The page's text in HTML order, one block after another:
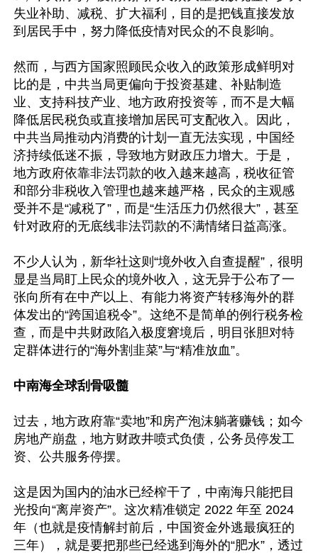
失业补助、减税、扩大福利，目的是把钱直接发放
到居民手中，努力降低疫情对民众的不良影响。
然而，与西方国家照顾民众收入的政策形成鲜明对
比的是，中共当局更偏向于投资基建、补贴制造
业、支持科技产业、地方政府投资等，而不是大幅
降低居民税负或直接增加居民可支配收入。因此，
中共当局推动内消费的计划一直无法实现，中国经
济持续低迷不振，导致地方财政压力增大。于是，
地方政府依靠非法罚款的收入越来越高，税收征管
和部分非税收入管理也越来越严格，民众的主观感
受并不是“减税了”，而是“生活压力仍然很大”，甚至
针对政府的无底线非法罚款的不满情绪日益高涨。
不少人认为，新华社这则“境外收入自查提醒”，很明
显是当局盯上民众的境外收入，这无异于公布了一
张向所有在中产以上、有能力将资产转移海外的群
体发出的“跨国追税令”。这绝不是简单的例行税务检
查，而是中共财政陷入极度窘境后，明目张胆对特
定群体进行的“海外割韭菜”与“精准放血”。
中南海全球刮骨吸髓
过去，地方政府靠“卖地”和房产泡沫躺著赚钱；如今
房地产崩盘，地方财政井喷式负债，公务员停发工
资、公共服务停摆。
这是因为国内的油水已经榨干了，中南海只能把目
光投向“离岸资产”。这次精准锁定 2022 年至 2024
年（也就是疫情解封前后，中国资金外逃最疯狂的
三年），就是要把那些已经逃到海外的“肥水”，透过